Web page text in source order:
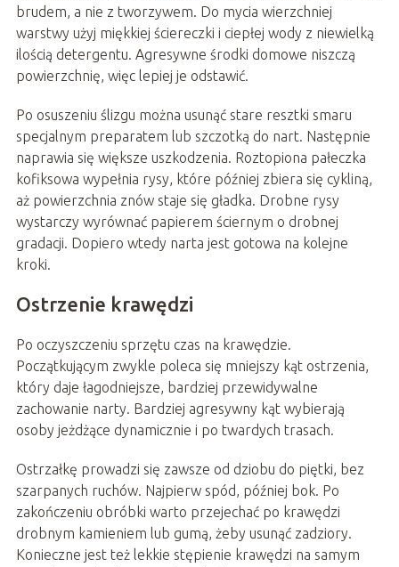
brudem, a nie z tworzywem. Do mycia wierzchniej
warstwy użyj miękkiej ściereczki i ciepłej wody z niewielką
ilością detergentu. Agresywne środki domowe niszczą
powierzchnię, więc lepiej je odstawić.
Po osuszeniu ślizgu można usunąć stare resztki smaru
specjalnym preparatem lub szczotką do nart. Następnie
naprawia się większe uszkodzenia. Roztopiona pałeczka
kofiksowa wypełnia rysy, które później zbiera się cykliną,
aż powierzchnia znów staje się gładka. Drobne rysy
wystarczy wyrównać papierem ściernym o drobnej
gradacji. Dopiero wtedy narta jest gotowa na kolejne
kroki.
Ostrzenie krawędzi
Po oczyszczeniu sprzętu czas na krawędzie.
Początkującym zwykle poleca się mniejszy kąt ostrzenia,
który daje łagodniejsze, bardziej przewidywalne
zachowanie narty. Bardziej agresywny kąt wybierają
osoby jeżdżące dynamicznie i po twardych trasach.
Ostrzałkę prowadzi się zawsze od dziobu do piętki, bez
szarpanych ruchów. Najpierw spód, później bok. Po
zakończeniu obróbki warto przejechać po krawędzi
drobnym kamieniem lub gumą, żeby usunąć zadziory.
Konieczne jest też lekkie stępienie krawędzi na samym